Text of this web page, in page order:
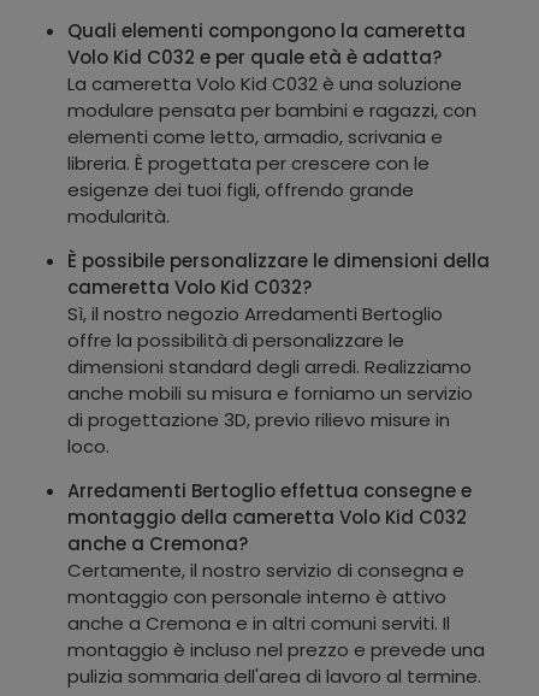
Quali elementi compongono la cameretta
Volo Kid C032 e per quale età è adatta?
La cameretta Volo Kid C032 è una soluzione
modulare pensata per bambini e ragazzi, con
elementi come letto, armadio, scrivania e
libreria. È progettata per crescere con le
esigenze dei tuoi figli, offrendo grande
modularità.
È possibile personalizzare le dimensioni della
cameretta Volo Kid C032?
Sì, il nostro negozio Arredamenti Bertoglio
offre la possibilità di personalizzare le
dimensioni standard degli arredi. Realizziamo
anche mobili su misura e forniamo un servizio
di progettazione 3D, previo rilievo misure in
loco.
Arredamenti Bertoglio effettua consegne e
montaggio della cameretta Volo Kid C032
anche a Cremona?
Certamente, il nostro servizio di consegna e
montaggio con personale interno è attivo
anche a Cremona e in altri comuni serviti. Il
montaggio è incluso nel prezzo e prevede una
pulizia sommaria dell'area di lavoro al termine.